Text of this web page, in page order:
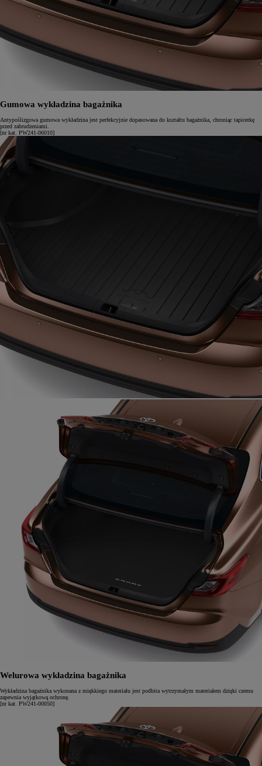
Gumowa wykładzina bagażnika
Antypoślizgowa gumowa wykładzina jest perfekcyjnie dopasowana do kształtu bagażnika, chroniąc tapicerkę
przed zabrudzeniami.
[nr kat. PW241-06010]
Welurowa wykładzina bagażnika
Wykładzina bagażnika wykonana z miękkiego materiału jest podbita wytrzymałym materiałem dzięki czemu
zapewnia wyjątkową ochronę.
[nr kat. PW241-00050]